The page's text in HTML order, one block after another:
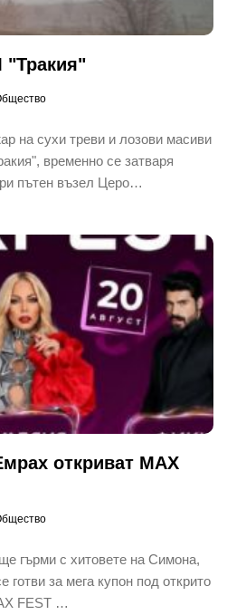
"Тракия"
на сухи треви и лозови масиви
временно се затваря
пътен възел Церо…
откриват MAX
гърми с хитовете на Симона,
за мега купон под открито
FEST …